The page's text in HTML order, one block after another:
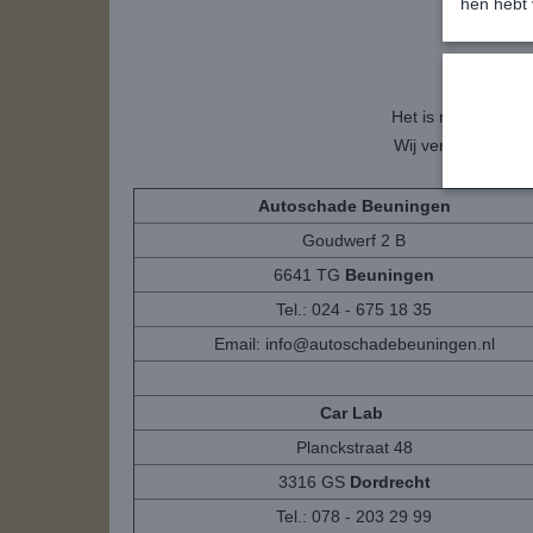
Het is mogelijk
Wij versturen het
Autoschade Beuningen
Goudwerf 2 B
6641 TG Beuningen
Tel.: 024 - 675 18 35
Email: info@autoschadebeuningen.nl
Car Lab
Planckstraat 48
3316 GS Dordrecht
Tel.: 078 - 203 29 99